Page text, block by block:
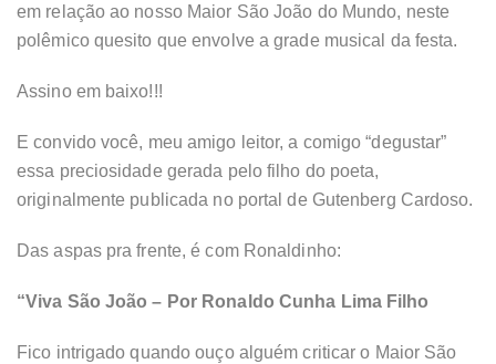
em relação ao nosso Maior São João do Mundo, neste
polêmico quesito que envolve a grade musical da festa.
Assino em baixo!!!
E convido você, meu amigo leitor, a comigo “degustar”
essa preciosidade gerada pelo filho do poeta,
originalmente publicada no portal de Gutenberg Cardoso.
Das aspas pra frente, é com Ronaldinho:
“Viva São João – Por Ronaldo Cunha Lima Filho
Fico intrigado quando ouço alguém criticar o Maior São